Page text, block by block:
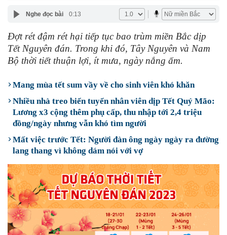
Nghe đọc bài 0:13
Đợt rét đậm rét hại tiếp tục bao trùm miền Bắc dịp
Tết Nguyên đán. Trong khi đó, Tây Nguyên và Nam
Bộ thời tiết thuận lợi, ít mưa, ngày nắng ấm.
Mang mùa tết sum vầy về cho sinh viên khó khăn
Nhiều nhà treo biển tuyển nhân viên dịp Tết Quý Mão:
Lương x3 cộng thêm phụ cấp, thu nhập tới 2,4 triệu
đồng/ngày nhưng vẫn khó tìm người
Mất việc trước Tết: Người đàn ông ngày ngày ra đường
lang thang vì không dám nói với vợ